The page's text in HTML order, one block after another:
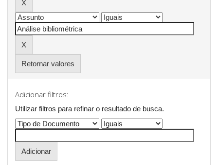
Retornar valores
Adicionar filtros:
Utilizar filtros para refinar o resultado de busca.